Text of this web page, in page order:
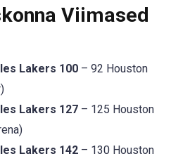
Viimased
Lakers 100 – 92 Houston
Lakers 127 – 125 Houston
Lakers 142 – 130 Houston